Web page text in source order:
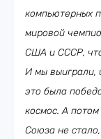
компьютерных
мировой
США и СССР,
И мы выиграли,
это была
космос. А
Союза не